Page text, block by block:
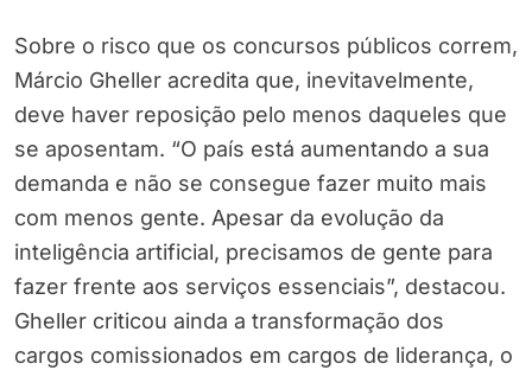
Sobre o risco que os concursos públicos correm,
Márcio Gheller acredita que, inevitavelmente,
deve haver reposição pelo menos daqueles que
se aposentam. “O país está aumentando a sua
demanda e não se consegue fazer muito mais
com menos gente. Apesar da evolução da
inteligência artificial, precisamos de gente para
fazer frente aos serviços essenciais”, destacou.
Gheller criticou ainda a transformação dos
cargos comissionados em cargos de liderança, o